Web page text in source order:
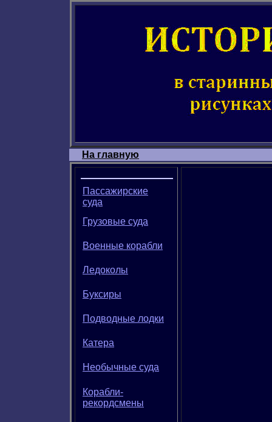
На главную
Пассажирские
суда
Грузовые суда
Военные корабли
Ледоколы
Буксиры
Подводные лодки
Катера
Необычные суда
Корабли-
рекордсмены